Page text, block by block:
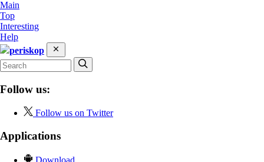
Main
Top
Interesting
Help
periskop
Follow us:
Follow us on Twitter
Applications
Download